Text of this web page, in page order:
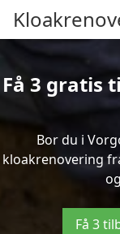
Få 3 gratis
Bor du i
kloakrenovering
Få 3